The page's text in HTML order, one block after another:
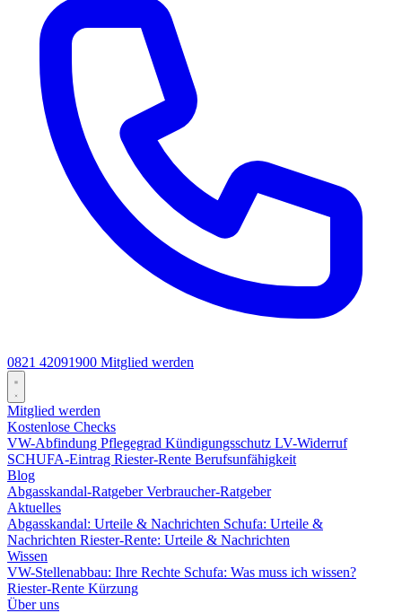
0821 42091900 Mitglied werden
Mitglied werden
Kostenlose Checks
VW-Abfindung Pflegegrad Kündigungsschutz LV-Widerruf
SCHUFA-Eintrag Riester-Rente Berufsunfähigkeit
Blog
Abgasskandal-RatgeberVerbraucher-Ratgeber
Aktuelles
Abgasskandal: Urteile & Nachrichten Schufa: Urteile &
Nachrichten Riester-Rente: Urteile & Nachrichten
Wissen
VW-Stellenabbau: Ihre Rechte Schufa: Was muss ich wissen?
Riester-Rente Kürzung
Über uns